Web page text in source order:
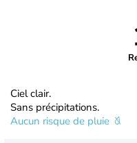
Ciel clair.
Sans précipitations.
Aucun risque de pluie